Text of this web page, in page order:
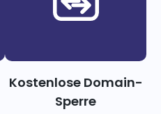
Kostenlose Domain-
Sperre